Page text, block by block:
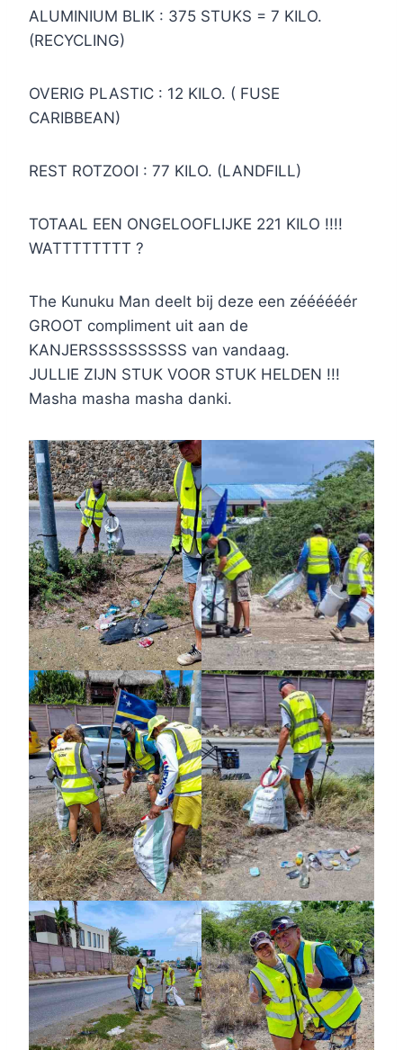
ALUMINIUM BLIK : 375 STUKS = 7 KILO.
(RECYCLING)
OVERIG PLASTIC : 12 KILO. ( FUSE
CARIBBEAN)
REST ROTZOOI : 77 KILO. (LANDFILL)
TOTAAL EEN ONGELOOFLIJKE 221 KILO !!!!
WATTTTTTTT ?
The Kunuku Man deelt bij deze een zéééééér
GROOT compliment uit aan de
KANJERSSSSSSSSSS van vandaag.
JULLIE ZIJN STUK VOOR STUK HELDEN !!!
Masha masha masha danki.